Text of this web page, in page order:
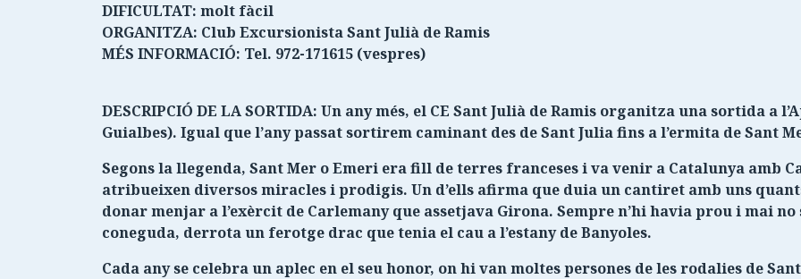
DIFICULTAT: molt fàcil
ORGANITZA: Club Excursionista Sant Julià de Ramis
MÉS INFORMACIÓ: Tel. 972-171615 (vespres)
DESCRIPCIÓ DE LA SORTIDA: Un any més, el CE Sant Julià de Ramis organitza una sortida a
Guialbes). Igual que l’any passat sortirem caminant des de Sant Julia fins a l’ermita de Sant
Segons la llegenda, Sant Mer o Emeri era fill de terres franceses i va venir a Catalunya amb
atribueixen diversos miracles i prodigis. Un d’ells afirma que duia un cantiret amb uns
donar menjar a l’exèrcit de Carlemany que assetjava Girona. Sempre n’hi havia prou i mai
coneguda, derrota un ferotge drac que tenia el cau a l’estany de Banyoles.
Cada any se celebra un aplec en el seu honor, on hi van moltes persones de les rodalies de